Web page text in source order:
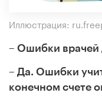
Иллюстрация:
– Ошибки врачей
– Да. Ошибки
конечном счете